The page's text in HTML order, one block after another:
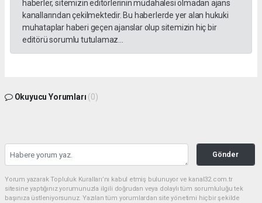
haberler, sitemizin editörlerinin müdahalesi olmadan ajans
kanallarından çekilmektedir. Bu haberlerde yer alan hukuki
muhataplar haberi geçen ajanslar olup sitemizin hiç bir
editörü sorumlu tutulamaz...
Okuyucu Yorumları (0)
Gönder
Yorum yazarak Topluluk Kuralları’nı kabul etmiş bulunuyor ve kanal32.com.tr
sitesine yaptığınız yorumunuzla ilgili doğrudan veya dolaylı tüm sorumluluğu tek
başınıza üstleniyorsunuz. Yazılan tüm yorumlardan site yönetimi hiçbir şekilde